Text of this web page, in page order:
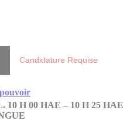
Candidature Requise
10 H 00 HAE – 10 H 25 HAE